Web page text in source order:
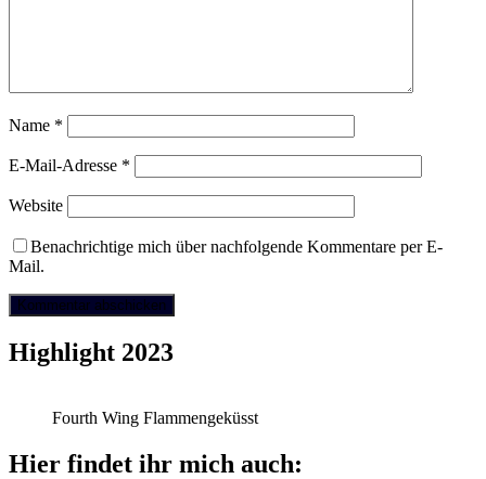
Name *
E-Mail-Adresse *
Website
Benachrichtige mich über nachfolgende Kommentare per E-
Mail.
Highlight 2023
Fourth Wing Flammengeküsst
Hier findet ihr mich auch: